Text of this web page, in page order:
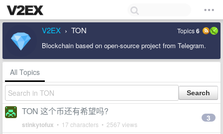
V2EX › TON Topics6
Blockchain based on open-source project from Telegram.
All Topics
TON 这个币还有希望吗?
stinkytofux • 17 characters • 2567 views
3